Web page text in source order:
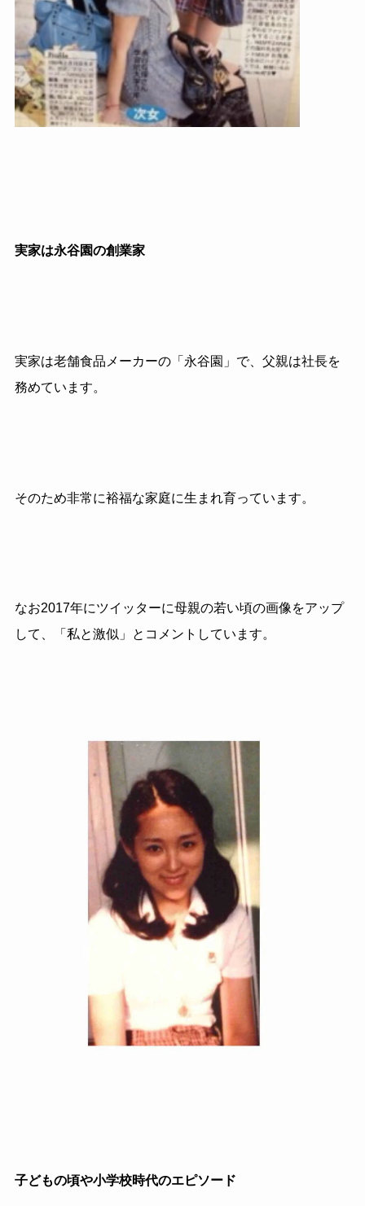
実家は永谷園の創業家
実家は老舗食品メーカーの「永谷園」で、父親は社長を
務めています。
そのため非常に裕福な家庭に生まれ育っています。
なお2017年にツイッターに母親の若い頃の画像をアップ
して、「私と激似」とコメントしています。
子どもの頃や小学校時代のエピソード